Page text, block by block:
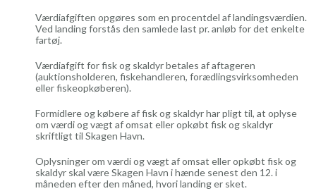
Værdiafgiften opgøres som en procentdel af landingsværdien.
Ved landing forstås den samlede last pr. anløb for det enkelte
fartøj.
Værdiafgift for fisk og skaldyr betales af aftageren
(auktionsholderen, fiskehandleren, forædlingsvirksomheden
eller fiskeopkøberen).
Formidlere og købere af fisk og skaldyr har pligt til, at oplyse
om værdi og vægt af omsat eller opkøbt fisk og skaldyr
skriftligt til Skagen Havn.
Oplysninger om værdi og vægt af omsat eller opkøbt fisk og
skaldyr skal være Skagen Havn i hænde senest den 12. i
måneden efter den måned, hvori landing er sket.